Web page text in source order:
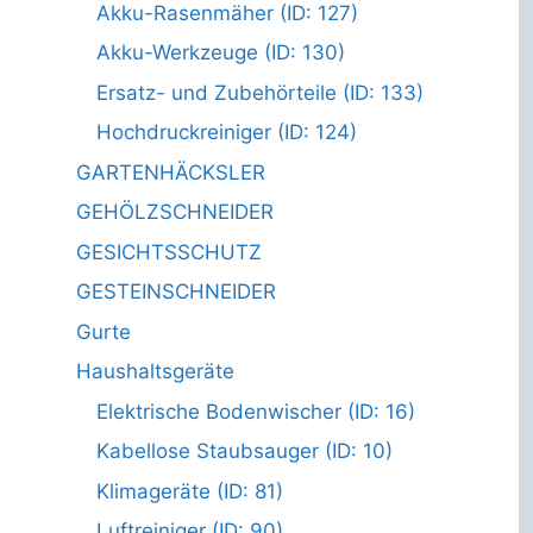
Akku-Rasenmäher (ID: 127)
Akku-Werkzeuge (ID: 130)
Ersatz- und Zubehörteile (ID: 133)
Hochdruckreiniger (ID: 124)
GARTENHÄCKSLER
GEHÖLZSCHNEIDER
GESICHTSSCHUTZ
GESTEINSCHNEIDER
Gurte
Haushaltsgeräte
Elektrische Bodenwischer (ID: 16)
Kabellose Staubsauger (ID: 10)
Klimageräte (ID: 81)